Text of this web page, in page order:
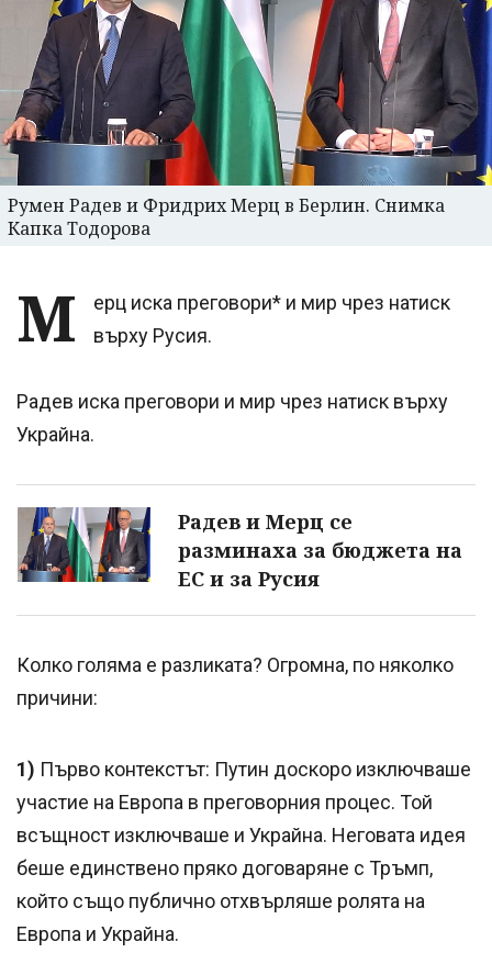
Румен Радев и Фридрих Мерц в Берлин. Снимка
Капка Тодорова
М
ерц иска преговори* и мир чрез натиск
върху Русия.
Радев иска преговори и мир чрез натиск върху
Украйна.
Радев и Мерц се
разминаха за бюджета на
ЕС и за Русия
Колко голяма е разликата? Огромна, по няколко
причини:
1) Първо контекстът: Путин доскоро изключваше
участие на Европа в преговорния процес. Той
всъщност изключваше и Украйна. Неговата идея
беше единствено пряко договаряне с Тръмп,
който също публично отхвърляше ролята на
Европа и Украйна.